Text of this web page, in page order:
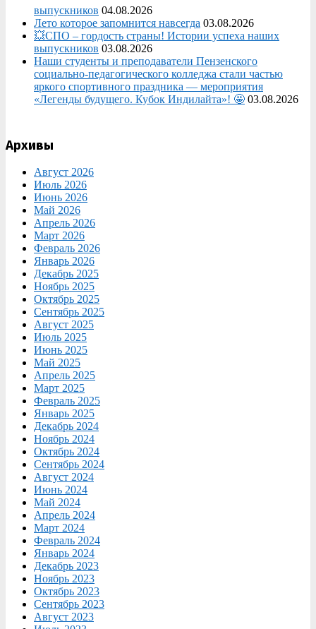
выпускников 04.08.2026
Лето которое запомнится навсегда 03.08.2026
💥СПО – гордость страны! Истории успеха наших
выпускников 03.08.2026
Наши студенты и преподаватели Пензенского
социально‑педагогического колледжа стали частью
яркого спортивного праздника — мероприятия
«Легенды будущего. Кубок Индилайта»! 🤩 03.08.2026
Архивы
Август 2026
Июль 2026
Июнь 2026
Май 2026
Апрель 2026
Март 2026
Февраль 2026
Январь 2026
Декабрь 2025
Ноябрь 2025
Октябрь 2025
Сентябрь 2025
Август 2025
Июль 2025
Июнь 2025
Май 2025
Апрель 2025
Март 2025
Февраль 2025
Январь 2025
Декабрь 2024
Ноябрь 2024
Октябрь 2024
Сентябрь 2024
Август 2024
Июнь 2024
Май 2024
Апрель 2024
Март 2024
Февраль 2024
Январь 2024
Декабрь 2023
Ноябрь 2023
Октябрь 2023
Сентябрь 2023
Август 2023